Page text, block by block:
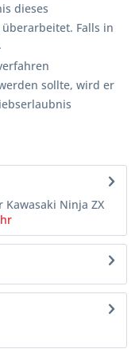
dieses
Falls in
sollte, wird er
Ninja ZX